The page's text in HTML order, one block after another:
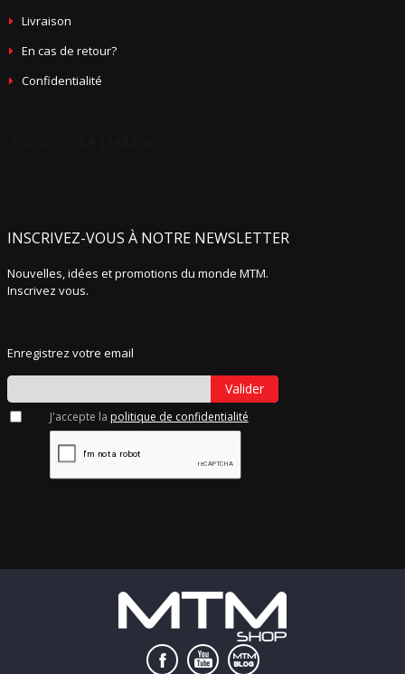
Livraison
En cas de retour?
Confidentialité
INSCRIVEZ-VOUS À NOTRE NEWSLETTER
Nouvelles, idées et promotions du monde MTM.
Inscrivez vous.
Enregistrez votre email
Valider
J'accepte la politique de confidentialité